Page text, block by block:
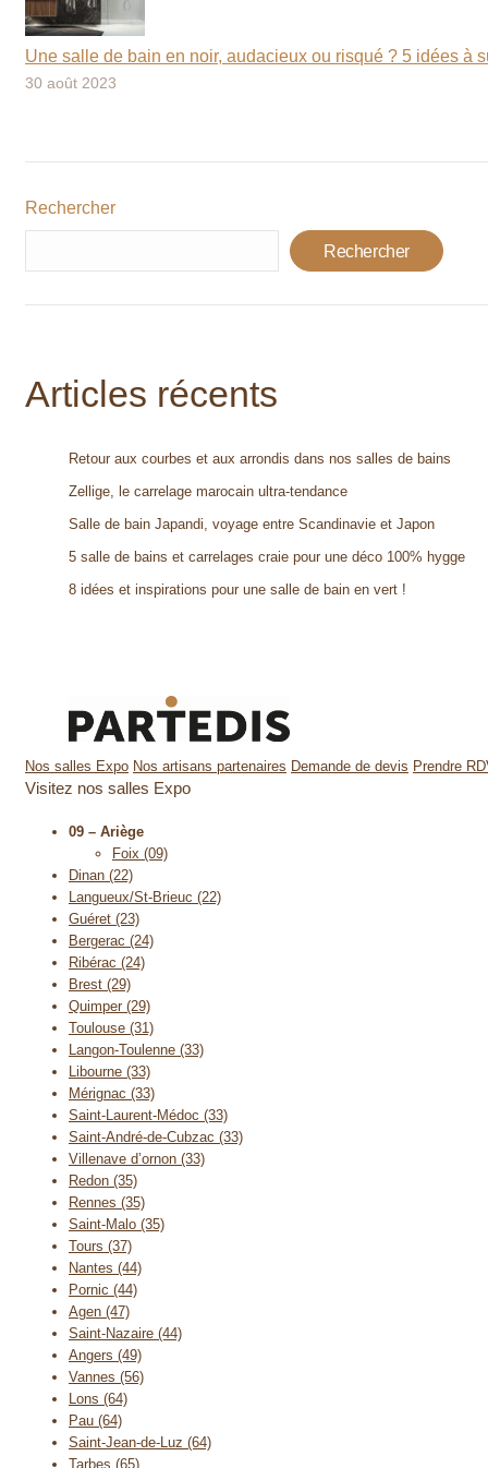
Une salle de bain en noir, audacieux ou risqué ? 5 idées à
30 août 2023
Rechercher
Rechercher
Articles récents
Retour aux courbes et aux arrondis dans nos salles de bains
Zellige, le carrelage marocain ultra-tendance
Salle de bain Japandi, voyage entre Scandinavie et Japon
5 salle de bains et carrelages craie pour une déco 100% hygge
8 idées et inspirations pour une salle de bain en vert !
Nos salles Expo Nos artisans partenaires Demande de devis Prendre
Visitez nos salles Expo
09 – Ariège
Foix (09)
Dinan (22)
Langueux/St-Brieuc (22)
Guéret (23)
Bergerac (24)
Ribérac (24)
Brest (29)
Quimper (29)
Toulouse (31)
Langon-Toulenne (33)
Libourne (33)
Mérignac (33)
Saint-Laurent-Médoc (33)
Saint-André-de-Cubzac (33)
Villenave d’ornon (33)
Redon (35)
Rennes (35)
Saint-Malo (35)
Tours (37)
Nantes (44)
Pornic (44)
Agen (47)
Saint-Nazaire (44)
Angers (49)
Vannes (56)
Lons (64)
Pau (64)
Saint-Jean-de-Luz (64)
Tarbes (65)